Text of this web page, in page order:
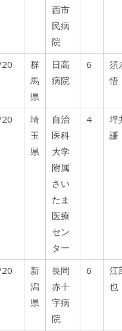
西市
民病
院
群
馬
県
日高
病院
6
悟
埼
玉
県
自治
医科
大学
附属
さい
たま
医療
セン
ター
4
謙
新
潟
県
長岡
赤十
字病
院
6
江
也